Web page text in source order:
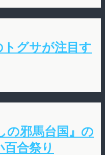
グサが注目す
の邪馬台国』の
合祭り